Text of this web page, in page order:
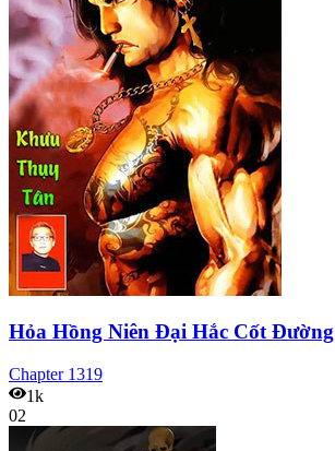
Hỏa Hồng Niên Đại Hắc Cốt Đường
Chapter 1319
1k
02